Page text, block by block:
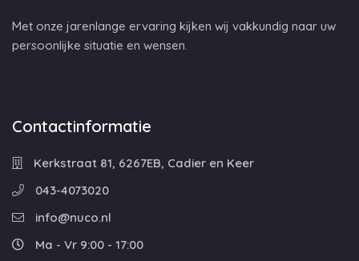
Met onze jarenlange ervaring kijken wij vakkundig naar uw
persoonlijke situatie en wensen.
Contactinformatie
Kerkstraat 81, 6267EB, Cadier en Keer
043-4073020
info@nuco.nl
Ma - Vr 9:00 - 17:00